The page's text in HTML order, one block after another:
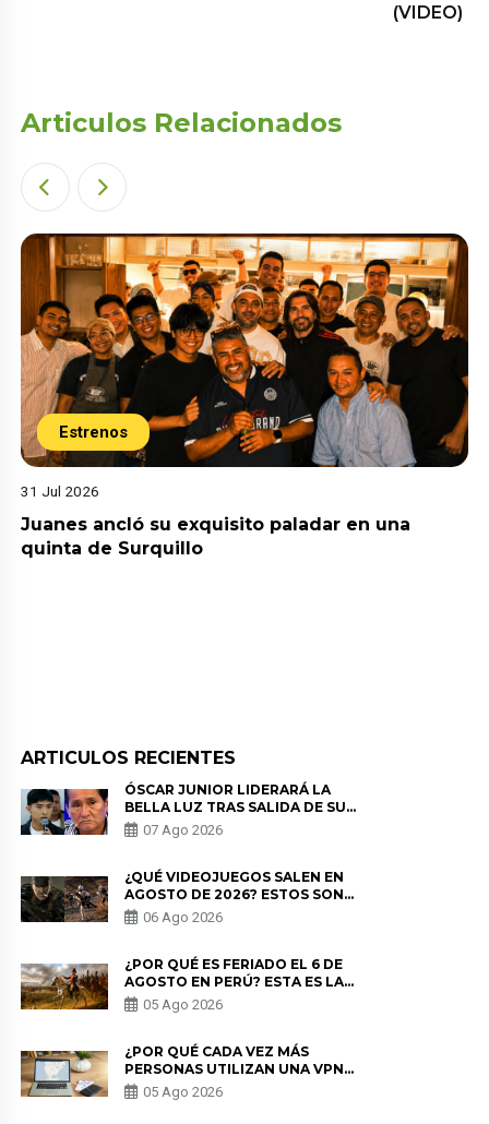
(VIDEO)
Articulos Relacionados
Estrenos
31 Jul 2026
Juanes ancló su exquisito paladar en una
quinta de Surquillo
ARTICULOS RECIENTES
ÓSCAR JUNIOR LIDERARÁ LA
BELLA LUZ TRAS SALIDA DE SU
PADRE POR POLÉMICA CON
NALDY SALDAÑA
07 Ago 2026
¿QUÉ VIDEOJUEGOS SALEN EN
AGOSTO DE 2026? ESTOS SON
LOS ESTRENOS MÁS ESPERADOS
06 Ago 2026
¿POR QUÉ ES FERIADO EL 6 DE
AGOSTO EN PERÚ? ESTA ES LA
HISTORIA
05 Ago 2026
¿POR QUÉ CADA VEZ MÁS
PERSONAS UTILIZAN UNA VPN
PARA PROTEGER SU
PRIVACIDAD?
05 Ago 2026